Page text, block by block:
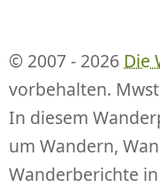
© 2007 - 2026 Die
vorbehalten.
In diesem
um Wandern,
Wanderberichte